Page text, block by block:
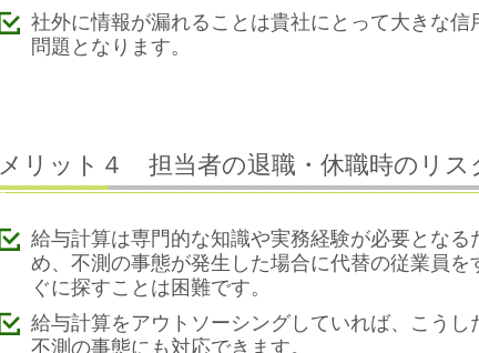
社外に情報が漏れることは貴社にとって大きな信
問題となります。
メリット４ 担当者の退職・休職時のリス
給与計算は専門的な知識や実務経験が必要となる
め、不測の事態が発生した場合に代替の従業員を
ぐに探すことは困難です。
給与計算をアウトソーシングしていれば、こうし
不測の事態にも対応できます。